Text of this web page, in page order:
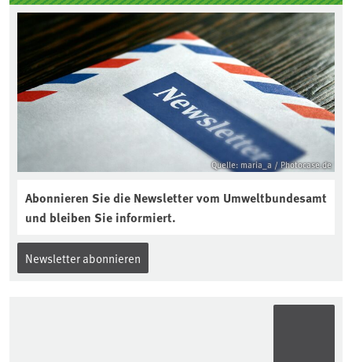
Quelle: maria_a / Photocase.de
Abonnieren Sie die Newsletter vom Umweltbundesamt
und bleiben Sie informiert.
Newsletter abonnieren